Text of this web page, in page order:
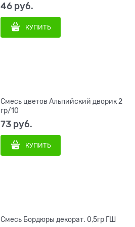
46 руб.
КУПИТЬ
Смесь цветов Альпийский дворик 2
гр/10
73 руб.
КУПИТЬ
Смесь Бордюры декорат. 0,5гр ГШ